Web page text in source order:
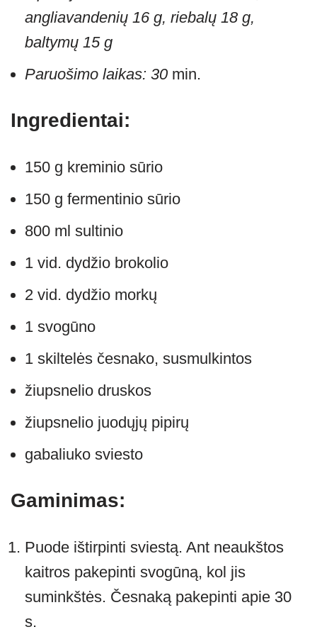
angliavandenių 16 g, riebalų 18 g,
baltymų 15 g
Paruošimo laikas: 30 min.
Ingredientai:
150 g kreminio sūrio
150 g fermentinio sūrio
800 ml sultinio
1 vid. dydžio brokolio
2 vid. dydžio morkų
1 svogūno
1 skiltelės česnako, susmulkintos
žiupsnelio druskos
žiupsnelio juodųjų pipirų
gabaliuko sviesto
Gaminimas:
Puode ištirpinti sviestą. Ant neaukštos
kaitros pakepinti svogūną, kol jis
suminkštės. Česnaką pakepinti apie 30
s.